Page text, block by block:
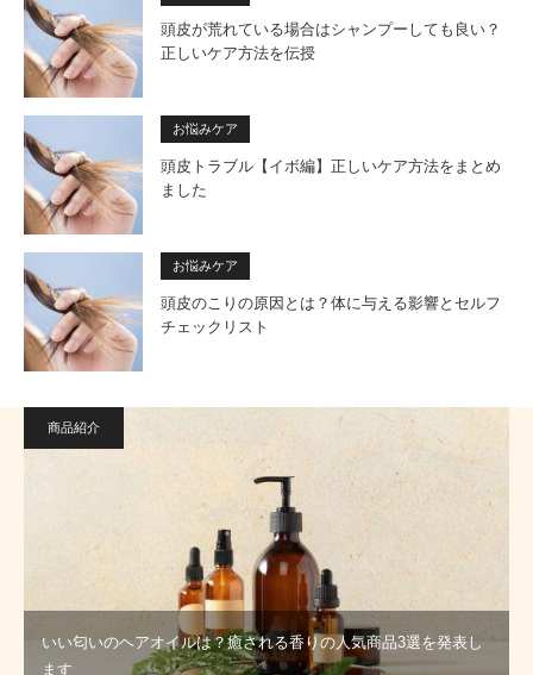
頭皮が荒れている場合はシャンプーしても良い？
正しいケア方法を伝授
お悩みケア
頭皮トラブル【イボ編】正しいケア方法をまとめ
ました
お悩みケア
頭皮のこりの原因とは？体に与える影響とセルフ
チェックリスト
商品紹介
いい匂いのヘアオイルは？癒される香りの人気商品3選を発表し
ます